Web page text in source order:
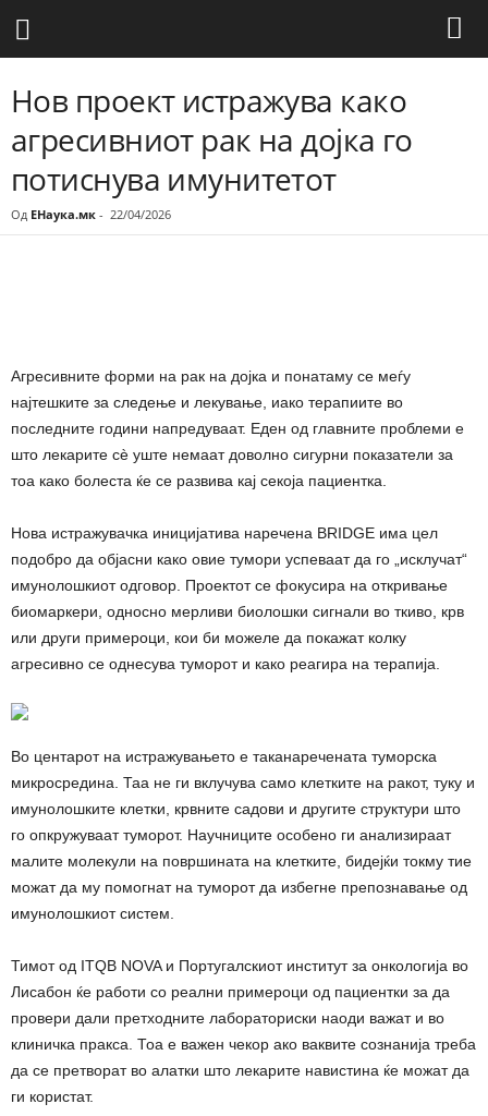
Нов проект истражува како
агресивниот рак на дојка го
потиснува имунитетот
Од ЕНаука.мк - 22/04/2026
Агресивните форми на рак на дојка и понатаму се меѓу
најтешките за следење и лекување, иако терапиите во
последните години напредуваат. Еден од главните проблеми е
што лекарите сè уште немаат доволно сигурни показатели за
тоа како болеста ќе се развива кај секоја пациентка.
Нова истражувачка иницијатива наречена BRIDGE има цел
подобро да објасни како овие тумори успеваат да го „исклучат“
имунолошкиот одговор. Проектот се фокусира на откривање
биомаркери, односно мерливи биолошки сигнали во ткиво, крв
или други примероци, кои би можеле да покажат колку
агресивно се однесува туморот и како реагира на терапија.
Во центарот на истражувањето е таканаречената туморска
микросредина. Таа не ги вклучува само клетките на ракот, туку и
имунолошките клетки, крвните садови и другите структури што
го опкружуваат туморот. Научниците особено ги анализираат
малите молекули на површината на клетките, бидејќи токму тие
можат да му помогнат на туморот да избегне препознавање од
имунолошкиот систем.
Тимот од ITQB NOVA и Португалскиот институт за онкологија во
Лисабон ќе работи со реални примероци од пациентки за да
провери дали претходните лабораториски наоди важат и во
клиничка пракса. Тоа е важен чекор ако ваквите сознанија треба
да се претворат во алатки што лекарите навистина ќе можат да
ги користат.